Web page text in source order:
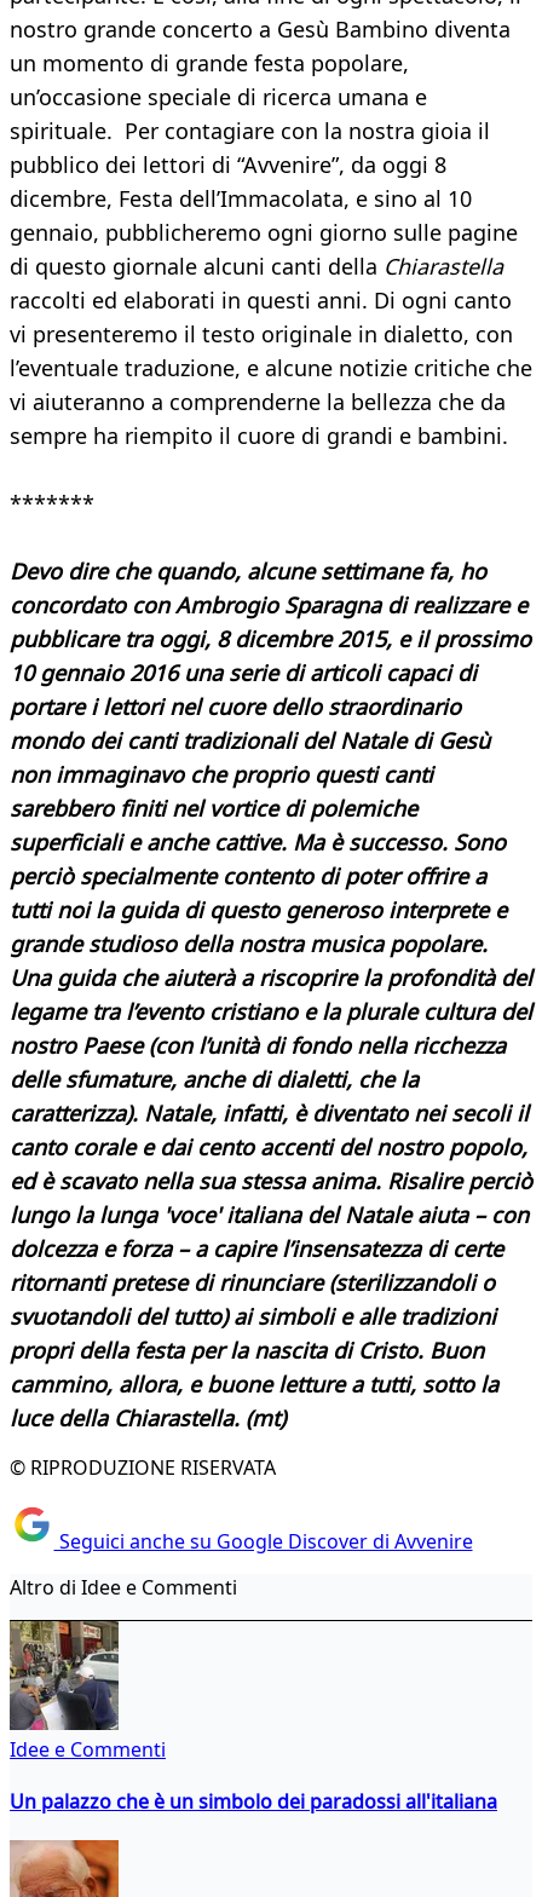
nostro grande concerto a Gesù Bambino diventa
un momento di grande festa popolare,
un’occasione speciale di ricerca umana e
spirituale. Per contagiare con la nostra gioia il
pubblico dei lettori di “Avvenire”, da oggi 8
dicembre, Festa dell’Immacolata, e sino al 10
gennaio, pubblicheremo ogni giorno sulle pagine
di questo giornale alcuni canti della Chiarastella
raccolti ed elaborati in questi anni. Di ogni canto
vi presenteremo il testo originale in dialetto, con
l’eventuale traduzione, e alcune notizie critiche che
vi aiuteranno a comprenderne la bellezza che da
sempre ha riempito il cuore di grandi e bambini.
*******
Devo dire che quando, alcune settimane fa, ho
concordato con Ambrogio Sparagna di realizzare e
pubblicare tra oggi, 8 dicembre 2015, e il prossimo
10 gennaio 2016 una serie di articoli capaci di
portare i lettori nel cuore dello straordinario
mondo dei canti tradizionali del Natale di Gesù
non immaginavo che proprio questi canti
sarebbero finiti nel vortice di polemiche
superficiali e anche cattive. Ma è successo. Sono
perciò specialmente contento di poter offrire a
tutti noi la guida di questo generoso interprete e
grande studioso della nostra musica popolare.
Una guida che aiuterà a riscoprire la profondità del
legame tra l’evento cristiano e la plurale cultura del
nostro Paese (con l’unità di fondo nella ricchezza
delle sfumature, anche di dialetti, che la
caratterizza). Natale, infatti, è diventato nei secoli il
canto corale e dai cento accenti del nostro popolo,
ed è scavato nella sua stessa anima. Risalire perciò
lungo la lunga 'voce' italiana del Natale aiuta – con
dolcezza e forza – a capire l’insensatezza di certe
ritornanti pretese di rinunciare (sterilizzandoli o
svuotandoli del tutto) ai simboli e alle tradizioni
propri della festa per la nascita di Cristo. Buon
cammino, allora, e buone letture a tutti, sotto la
luce della Chiarastella. (mt)
© RIPRODUZIONE RISERVATA
Seguici anche su Google Discover di Avvenire
Altro di Idee e Commenti
Idee e Commenti
Un palazzo che è un simbolo dei paradossi all'italiana